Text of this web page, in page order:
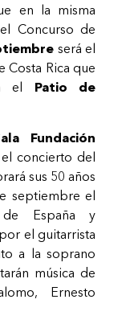
en la misma
Concurso de
será el
Costa Rica que
el Patio de
Fundación
concierto del
sus 50 años
septiembre el
de España y
por el guitarrista
a la soprano
música de
Ernesto